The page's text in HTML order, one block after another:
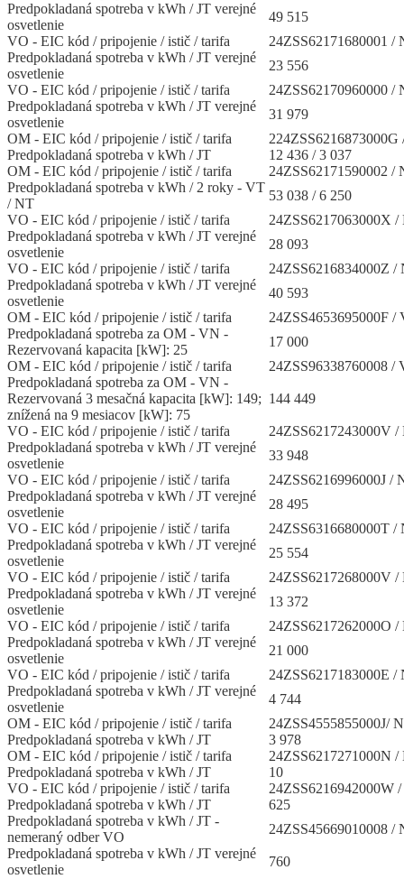
Predpokladaná spotreba v kWh / JT verejné
osvetlenie
49 515
VO - EIC kód / pripojenie / istič / tarifa
24ZSS62171680001 /
Predpokladaná spotreba v kWh / JT verejné
osvetlenie
23 556
VO - EIC kód / pripojenie / istič / tarifa
24ZSS62170960000 /
Predpokladaná spotreba v kWh / JT verejné
osvetlenie
31 979
OM - EIC kód / pripojenie / istič / tarifa
Predpokladaná spotreba v kWh / JT
12 436 / 3 037
OM - EIC kód / pripojenie / istič / tarifa
24ZSS62171590002 /
Predpokladaná spotreba v kWh / 2 roky - VT
/ NT
53 038 / 6 250
VO - EIC kód / pripojenie / istič / tarifa
24ZSS6217063000X
Predpokladaná spotreba v kWh / JT verejné
osvetlenie
28 093
VO - EIC kód / pripojenie / istič / tarifa
24ZSS6216834000Z /
Predpokladaná spotreba v kWh / JT verejné
osvetlenie
40 593
OM - EIC kód / pripojenie / istič / tarifa
24ZSS4653695000F /
Predpokladaná spotreba za OM - VN -
Rezervovaná kapacita [kW]: 25
17 000
OM - EIC kód / pripojenie / istič / tarifa
24ZSS96338760008 /
Predpokladaná spotreba za OM - VN -
Rezervovaná 3 mesačná kapacita [kW]: 149;
znížená na 9 mesiacov [kW]: 75
144 449
VO - EIC kód / pripojenie / istič / tarifa
24ZSS6217243000V
Predpokladaná spotreba v kWh / JT verejné
osvetlenie
33 948
VO - EIC kód / pripojenie / istič / tarifa
24ZSS6216996000J /
Predpokladaná spotreba v kWh / JT verejné
osvetlenie
28 495
VO - EIC kód / pripojenie / istič / tarifa
24ZSS6316680000T /
Predpokladaná spotreba v kWh / JT verejné
osvetlenie
25 554
VO - EIC kód / pripojenie / istič / tarifa
24ZSS6217268000V
Predpokladaná spotreba v kWh / JT verejné
osvetlenie
13 372
VO - EIC kód / pripojenie / istič / tarifa
24ZSS6217262000O
Predpokladaná spotreba v kWh / JT verejné
osvetlenie
21 000
VO - EIC kód / pripojenie / istič / tarifa
24ZSS6217183000E
Predpokladaná spotreba v kWh / JT verejné
osvetlenie
4 744
OM - EIC kód / pripojenie / istič / tarifa
24ZSS4555855000J/
Predpokladaná spotreba v kWh / JT
3 978
OM - EIC kód / pripojenie / istič / tarifa
24ZSS6217271000N
Predpokladaná spotreba v kWh / JT
10
VO - EIC kód / pripojenie / istič / tarifa
24ZSS6216942000W
Predpokladaná spotreba v kWh / JT
625
Predpokladaná spotreba v kWh / JT -
nemeraný odber VO
24ZSS45669010008 /
Predpokladaná spotreba v kWh / JT verejné
osvetlenie
760